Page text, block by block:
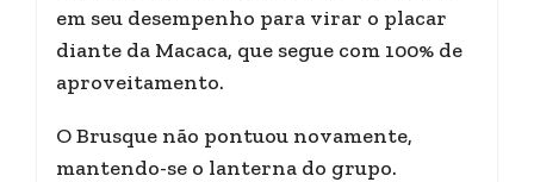
em seu desempenho para virar o placar
diante da Macaca, que segue com 100% de
aproveitamento.
O Brusque não pontuou novamente,
mantendo-se o lanterna do grupo.